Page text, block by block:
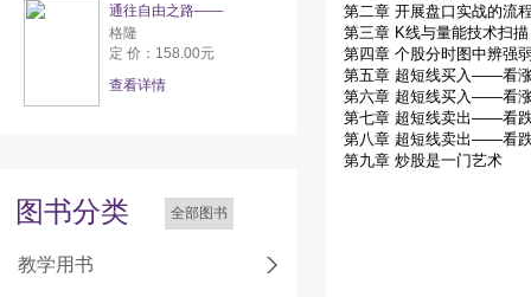
通往自由之路——
格隆
定 价：158.00元
查看详情
图书分类 全部图书
教学用书
第二章 开展盘口实战的流
第三章 K线与量能技术扫描
第四章 个股分时图中辨强
第五章 超短线买入——看
第六章 超短线买入——看
第七章 超短线卖出——看
第八章 超短线卖出——看
第九章 炒股是一门艺术